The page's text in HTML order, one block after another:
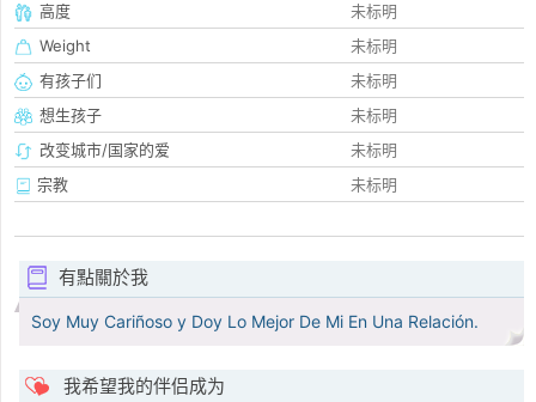
高度
未标明
Weight
未标明
有孩子们
未标明
想生孩子
未标明
改变城市/国家的爱
未标明
宗教
未标明
有點關於我
Soy Muy Cariñoso y Doy Lo Mejor De Mi En Una Relación.
我希望我的伴侣成为